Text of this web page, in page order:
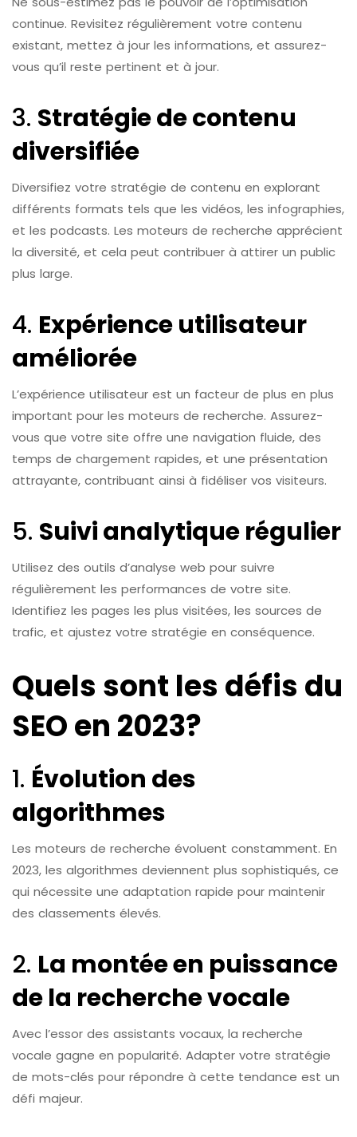
continue. Revisitez régulièrement votre contenu
existant, mettez à jour les informations, et assurez-
vous qu’il reste pertinent et à jour.
3. Stratégie de contenu
diversifiée
Diversifiez votre stratégie de contenu en explorant
différents formats tels que les vidéos, les infographies,
et les podcasts. Les moteurs de recherche apprécient
la diversité, et cela peut contribuer à attirer un public
plus large.
4. Expérience utilisateur
améliorée
L’expérience utilisateur est un facteur de plus en plus
important pour les moteurs de recherche. Assurez-
vous que votre site offre une navigation fluide, des
temps de chargement rapides, et une présentation
attrayante, contribuant ainsi à fidéliser vos visiteurs.
5. Suivi analytique régulier
Utilisez des outils d’analyse web pour suivre
régulièrement les performances de votre site.
Identifiez les pages les plus visitées, les sources de
trafic, et ajustez votre stratégie en conséquence.
Quels sont les défis du
SEO en 2023?
1. Évolution des
algorithmes
Les moteurs de recherche évoluent constamment. En
2023, les algorithmes deviennent plus sophistiqués, ce
qui nécessite une adaptation rapide pour maintenir
des classements élevés.
2. La montée en puissance
de la recherche vocale
Avec l’essor des assistants vocaux, la recherche
vocale gagne en popularité. Adapter votre stratégie
de mots-clés pour répondre à cette tendance est un
défi majeur.